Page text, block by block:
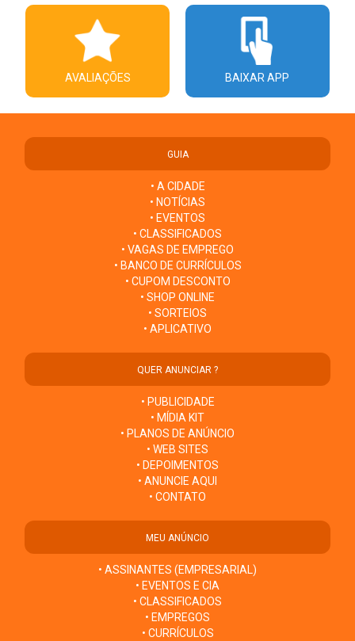
AVALIAÇÕES BAIXAR APP
GUIA
• A CIDADE
• NOTÍCIAS
• EVENTOS
• CLASSIFICADOS
• VAGAS DE EMPREGO
• BANCO DE CURRÍCULOS
• CUPOM DESCONTO
• SHOP ONLINE
• SORTEIOS
• APLICATIVO
QUER ANUNCIAR ?
• PUBLICIDADE
• MÍDIA KIT
• PLANOS DE ANÚNCIO
• WEB SITES
• DEPOIMENTOS
• ANUNCIE AQUI
• CONTATO
MEU ANÚNCIO
• ASSINANTES (EMPRESARIAL)
• EVENTOS E CIA
• CLASSIFICADOS
• EMPREGOS
• CURRÍCULOS